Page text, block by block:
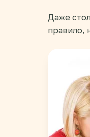
Даже
правило,